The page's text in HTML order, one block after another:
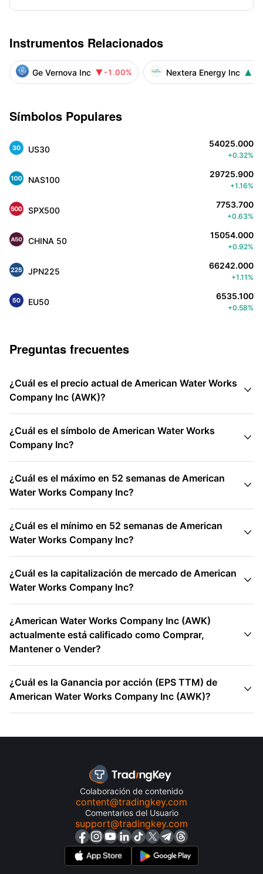
Instrumentos Relacionados
Ge Vernova Inc  -1.00% Nextera Energy Inc 
Símbolos Populares
US30
54025.000
+0.32%
NAS100
29725.900
+1.16%
SPX500
7753.700
+0.63%
CHINA 50
15054.000
+0.92%
JPN225
66242.000
+1.11%
EU50
6535.100
+0.58%
Preguntas frecuentes
¿Cuál es el precio actual de American Water Works
Company Inc (AWK)?

¿Cuál es el símbolo de American Water Works
Company Inc?

¿Cuál es el máximo en 52 semanas de American
Water Works Company Inc?

¿Cuál es el mínimo en 52 semanas de American
Water Works Company Inc?

¿Cuál es la capitalización de mercado de American
Water Works Company Inc?

¿American Water Works Company Inc (AWK)
actualmente está calificado como Comprar,
Mantener o Vender?

¿Cuál es la Ganancia por acción (EPS TTM) de
American Water Works Company Inc (AWK)?

Colaboración de contenido
content@tradingkey.com
Comentarios del Usuario
support@tradingkey.com